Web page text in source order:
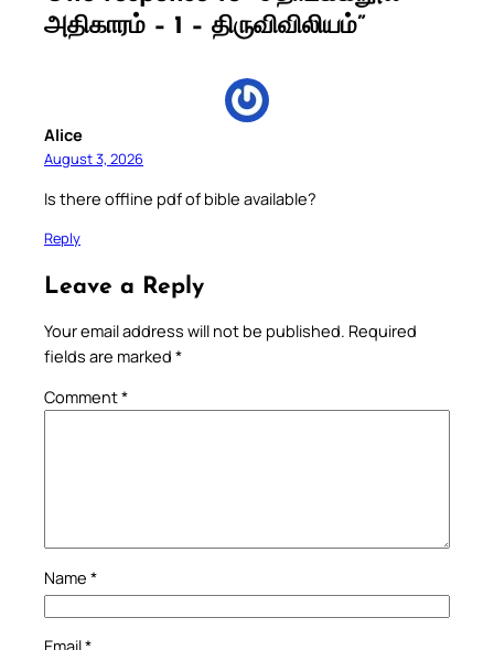
அதிகாரம் – 1 – திருவிவிலியம்”
Alice
August 3, 2026
Is there offline pdf of bible available?
Reply
Leave a Reply
Your email address will not be published. Required
fields are marked *
Comment*
Name *